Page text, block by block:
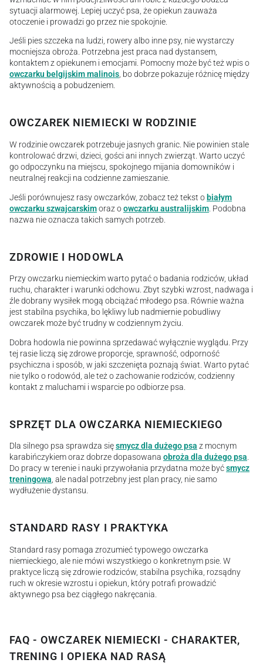
sytuacji alarmowej. Lepiej uczyć psa, że opiekun zauważa
otoczenie i prowadzi go przez nie spokojnie.
Jeśli pies szczeka na ludzi, rowery albo inne psy, nie wystarczy
mocniejsza obroża. Potrzebna jest praca nad dystansem,
kontaktem z opiekunem i emocjami. Pomocny może być też wpis o
owczarku belgijskim malinois, bo dobrze pokazuje różnicę między
aktywnością a pobudzeniem.
OWCZAREK NIEMIECKI W RODZINIE
W rodzinie owczarek potrzebuje jasnych granic. Nie powinien stale
kontrolować drzwi, dzieci, gości ani innych zwierząt. Warto uczyć
go odpoczynku na miejscu, spokojnego mijania domowników i
neutralnej reakcji na codzienne zamieszanie.
Jeśli porównujesz rasy owczarków, zobacz też tekst obiałym
owczarku szwajcarskimoraz oowczarku australijskim . Podobna
nazwa nie oznacza takich samych potrzeb.
ZDROWIE I HODOWLA
Przy owczarku niemieckim warto pytać o badania rodziców, układ
ruchu, charakter i warunki odchowu. Zbyt szybki wzrost, nadwaga i
źle dobrany wysiłek mogą obciążać młodego psa. Równie ważna
jest stabilna psychika, bo lękliwy lub nadmiernie pobudliwy
owczarek może być trudny w codziennym życiu.
Dobra hodowla nie powinna sprzedawać wyłącznie wyglądu. Przy
tej rasie liczą się zdrowe proporcje, sprawność, odporność
psychiczna i sposób, w jaki szczenięta poznają świat. Warto pytać
nie tylko o rodowód, ale też o zachowanie rodziców, codzienny
kontakt z maluchami i wsparcie po odbiorze psa.
SPRZĘT DLA OWCZARKA NIEMIECKIEGO
Dla silnego psa sprawdza sięsmycz dla dużego psa z mocnym
karabińczykiem oraz dobrze dopasowana obroża dla dużego psa.
Do pracy w terenie i nauki przywołania przydatna może byćsmycz
treningowa, ale nadal potrzebny jest plan pracy, nie samo
wydłużenie dystansu.
STANDARD RASY I PRAKTYKA
Standard rasy pomaga zrozumieć typowego owczarka
niemieckiego, ale nie mówi wszystkiego o konkretnym psie. W
praktyce liczą się zdrowie rodziców, stabilna psychika, rozsądny
ruch w okresie wzrostu i opiekun, który potrafi prowadzić
aktywnego psa bez ciągłego nakręcania.
FAQ - OWCZAREK NIEMIECKI - CHARAKTER,
TRENING I OPIEKA NAD RASĄ